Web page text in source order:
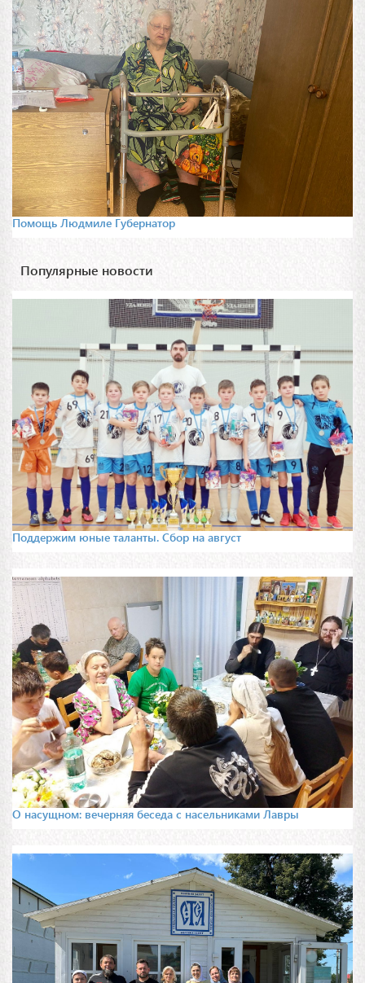
Помощь Людмиле Губернатор
Популярные новости
Поддержим юные таланты. Сбор на август
О насущном: вечерняя беседа с насельниками Лавры